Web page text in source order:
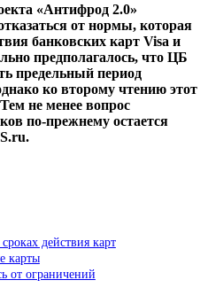
«Антифрод 2.0»
от нормы, которая
банковских карт Visa и
предполагалось, что ЦБ
предельный период
ко второму чтению этот
не менее вопрос
по-прежнему остается
действия карт
карты
от ограничений